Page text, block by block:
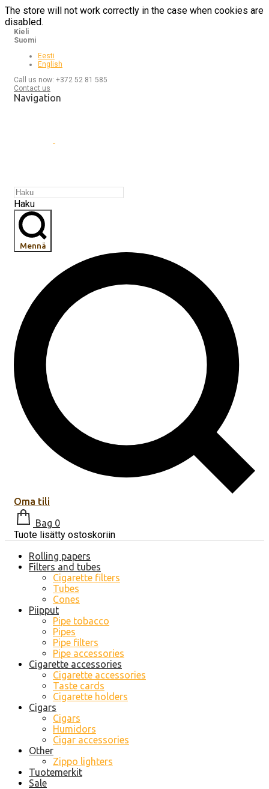
The store will not work correctly in the case when cookies are
disabled.
Kieli
Suomi
Eesti
English
Call us now: +372 52 81 585
Contact us
Navigation
Haku
Mennä
Oma tili
Bag 0
Tuote lisätty ostoskoriin
Rolling papers
Filters and tubes
Cigarette filters
Tubes
Cones
Piipput
Pipe tobacco
Pipes
Pipe filters
Pipe accessories
Cigarette accessories
Cigarette accessories
Taste cards
Cigarette holders
Cigars
Cigars
Humidors
Cigar accessories
Other
Zippo lighters
Tuotemerkit
Sale